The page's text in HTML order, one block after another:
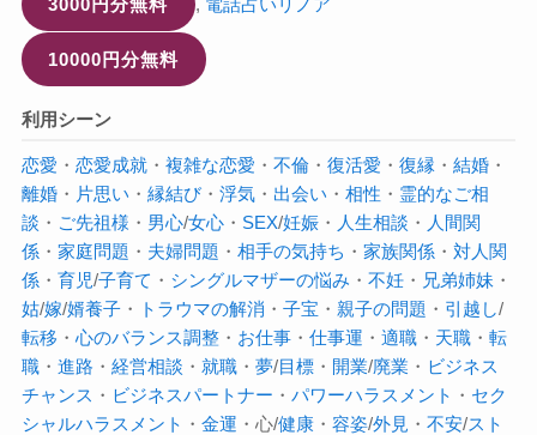
3000円分無料 , 電話占いリノア
10000円分無料
利用シーン
恋愛 ・ 恋愛成就・ 複雑な恋愛 ・ 不倫・ 復活愛 ・ 復縁 ・ 結婚・
離婚・ 片思い ・ 縁結び・ 浮気・ 出会い ・ 相性 ・ 霊的なご相
談 ・ ご先祖様 ・ 男心/女心・ SEX/妊娠・ 人生相談 ・ 人間関
係・ 家庭問題 ・ 夫婦問題 ・ 相手の気持ち ・ 家族関係・ 対人関
係・ 育児/子育て ・ シングルマザーの悩み ・ 不妊・ 兄弟姉妹 ・
姑/嫁/婿養子・ トラウマの解消 ・ 子宝 ・ 親子の問題 ・ 引越し/
転移 ・ 心のバランス調整・ お仕事・ 仕事運 ・ 適職・ 天職・ 転
職・ 進路 ・ 経営相談 ・ 就職・ 夢/目標・ 開業/廃業 ・ ビジネス
チャンス ・ ビジネスパートナー ・ パワーハラスメント ・ セク
シャルハラスメント ・ 金運 ・心/健康・ 容姿/外見 ・ 不安/スト